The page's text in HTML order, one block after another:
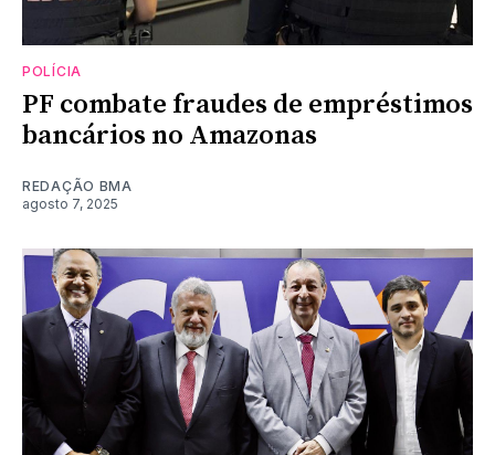
POLÍCIA
PF combate fraudes de empréstimos
bancários no Amazonas
REDAÇÃO BMA
agosto 7, 2025